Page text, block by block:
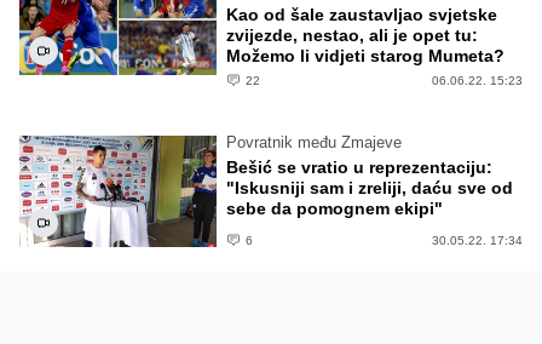
Kao od šale zaustavljao svjetske
zvijezde, nestao, ali je opet tu:
Možemo li vidjeti starog Mumeta?
22 06.06.22. 15:23
Povratnik među Zmajeve
Bešić se vratio u reprezentaciju:
"Iskusniji sam i zreliji, daću sve od
sebe da pomognem ekipi"
6 30.05.22. 17:34